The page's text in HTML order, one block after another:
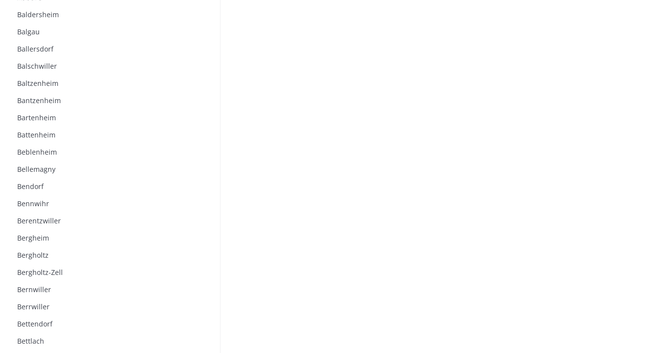
Baldersheim
Balgau
Ballersdorf
Balschwiller
Baltzenheim
Bantzenheim
Bartenheim
Battenheim
Beblenheim
Bellemagny
Bendorf
Bennwihr
Berentzwiller
Bergheim
Bergholtz
Bergholtz-Zell
Bernwiller
Berrwiller
Bettendorf
Bettlach